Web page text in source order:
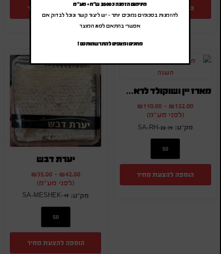
הוספה להצעת מחיר הוספה להצעת מחיר
מארז יין ושוקולד לראש השנה
₪132.00
-
₪110.00
(לפני מע"מ)
SA-RH-23-79
הוספה להצעת מחיר
יערת דבש
₪42.00
-
₪35.00
(לפני מע"מ)
SA-MESHEK-19
הוספה להצעת מחיר
מינימום הזמנה כ 3500 ש"ח + מע"מ
להזמנות בסכומים נמוכים יותר – יש ליצור קשר ונוכל לבדוק אם
אפשרי בהתאם לסוג המוצר
מחכים ומצפים להתרשמותכם !